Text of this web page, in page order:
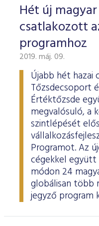
Hét új
csatlakozott
programhoz
2019. máj. 09.
Újabb hét hazai
Tőzsdecsoport
Értéktőzsde
megvalósuló, a
szintlépését
Programot. Az
cégekkel együtt
módon 24
globálisan több
jegyző program